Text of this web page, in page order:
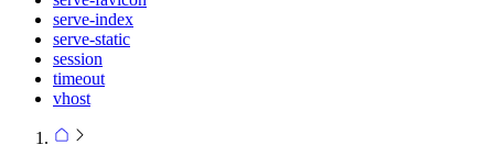
serve-index
serve-static
session
timeout
vhost